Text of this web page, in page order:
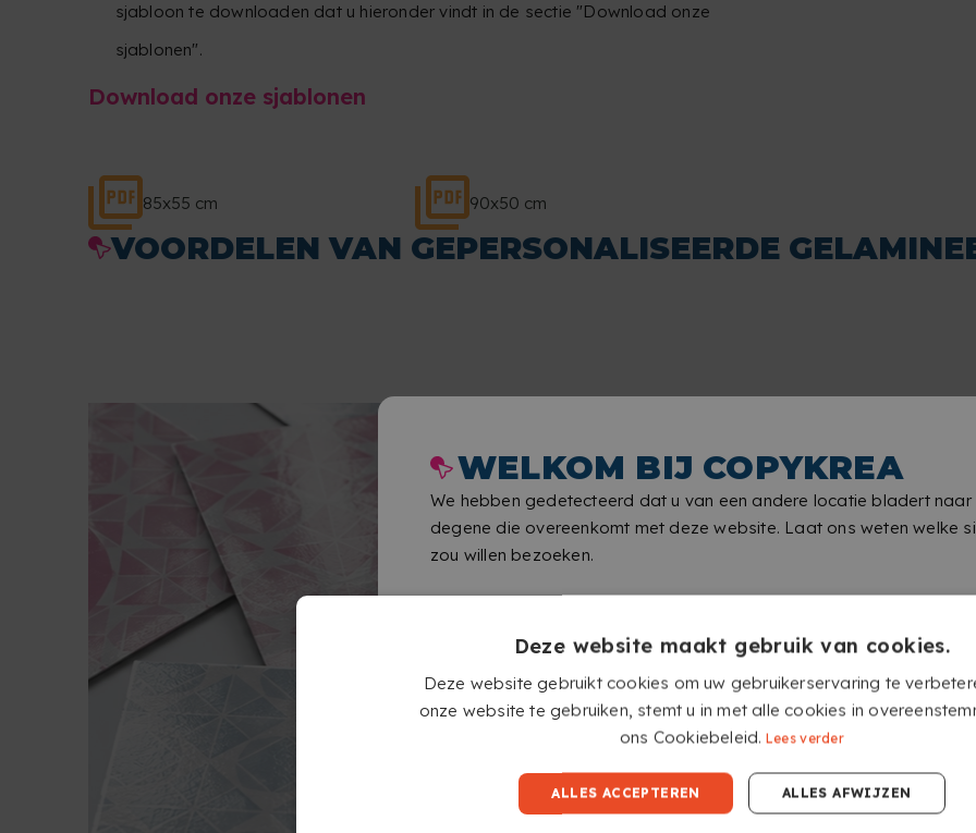
WELKOM BIJ COPYKREA
We hebben gedetecteerd dat u van een andere locatie bladert naar
degene die overeenkomt met deze website. Laat ons weten welke
zou willen bezoeken.
GA NAAR COPYKREA USA
sjabloon te downloaden dat u hieronder vindt in de sectie "Download onze
sjablonen".
Download onze sjablonen
85x55 cm 90x50 cm
VOORDELEN VAN GEPERSONALISEERDE
Deze website maakt gebruik van cookies.
Deze website gebruikt cookies om uw gebruikerservaring te
onze website te gebruiken, stemt u in met alle cookies in
ons Cookiebeleid. Lees verder
ALLES ACCEPTEREN ALLES AFWIJZEN